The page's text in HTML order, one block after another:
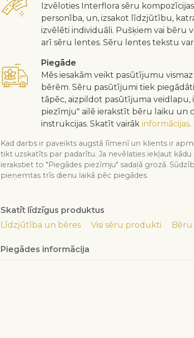
Izvēloties Interflora sēru
personība, un, izsakot līdzjūtību,
izvēlēti individuāli. Pušķiem vai bēru
arī sēru lentes. Sēru lentes tekstu
Piegāde
Mēs iesakām veikt pasūtījumu
bērēm. Sēru pasūtījumi tiek
tāpēc, aizpildot pasūtījuma veidlapu,
piezīmju" ailē ierakstīt bēru laiku un
instrukcijas. Skatīt vairāk informācijas.
Kad darbs ir paveikts augstā līmenī un klients ir
tikt uzskatīts par padarītu. Ja nevēlaties iekļaut kādu
ierakstiet to "Piegādes piezīmju" sadaļā grozā.
pieņemtas trīs dienu laikā pēc piegādes.
Skatīt līdzīgus produktus
Līdzjūtība un bēres
Visi sēru produkti Bēru
Piegādes informācija